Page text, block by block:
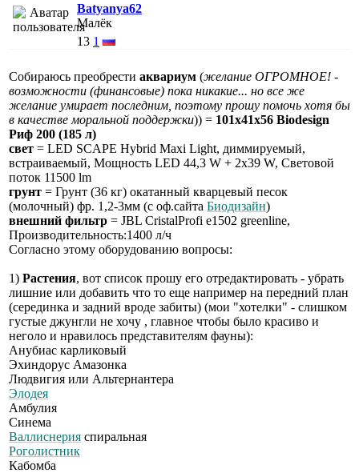
Batyanya62
Малёк
13 1
Собираюсь преобрести аквариум (желание ОГРОМНОЕ! -
возможности (финансовые) пока никакие... но все же
желание умирает последним, поэтому прошу помочь хотя бы
в качестве моральной поддержки)) = 101х41х56 Biodesign
Риф 200 (185 л)
свет = LED SCAPE Hybrid Maxi Light, диммируемый,
встраиваемый, Мощность LED 44,3 W + 2x39 W, Световой
поток 11500 lm
грунт = Грунт (36 кг) окатанный кварцевый песок
(молочный) фр. 1,2-3мм (с оф.сайта Биодизайн)
внешний фильтр = JBL CristalProfi e1502 greenline,
Производительность:1400 л/ч
Согласно этому оборудованию вопросы:
1) Растения, вот список прошу его отредактировать - убрать
лишние или добавить что то еще например на передний план
(серединка и задний вроде забиты) (мои "хотелки" - слишком
густые джунгли не хочу , главное чтобы было красиво и
неголо и нравилось представителям фауны):
Анубиас карликовый
Эхиндорус Амазонка
Людвигия или Альтернантера
Элодея
Амбулия
Синема
Валлиснерия спиральная
Роголистник
Кабомба